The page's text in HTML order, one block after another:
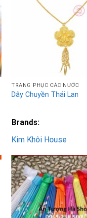
TRANG PHỤC CÁC NƯỚC
Dây Chuyền Thái Lan
Brands:
Kim Khôi House